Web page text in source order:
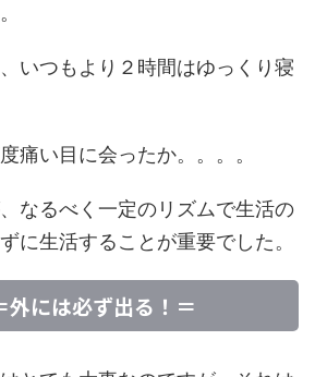
いつもより２時間はゆっくり寝
痛い目に会ったか。。。。
なるべく一定のリズムで生活の
に生活することが重要でした。
外には必ず出る！＝